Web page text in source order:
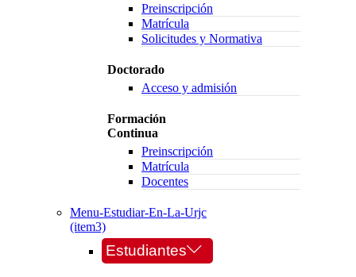
Preinscripción
Matrícula
Solicitudes y Normativa
Doctorado
Acceso y admisión
Formación
Continua
Preinscripción
Matrícula
Docentes
Menu-Estudiar-En-La-Urjc
(item3)
Estudiantes